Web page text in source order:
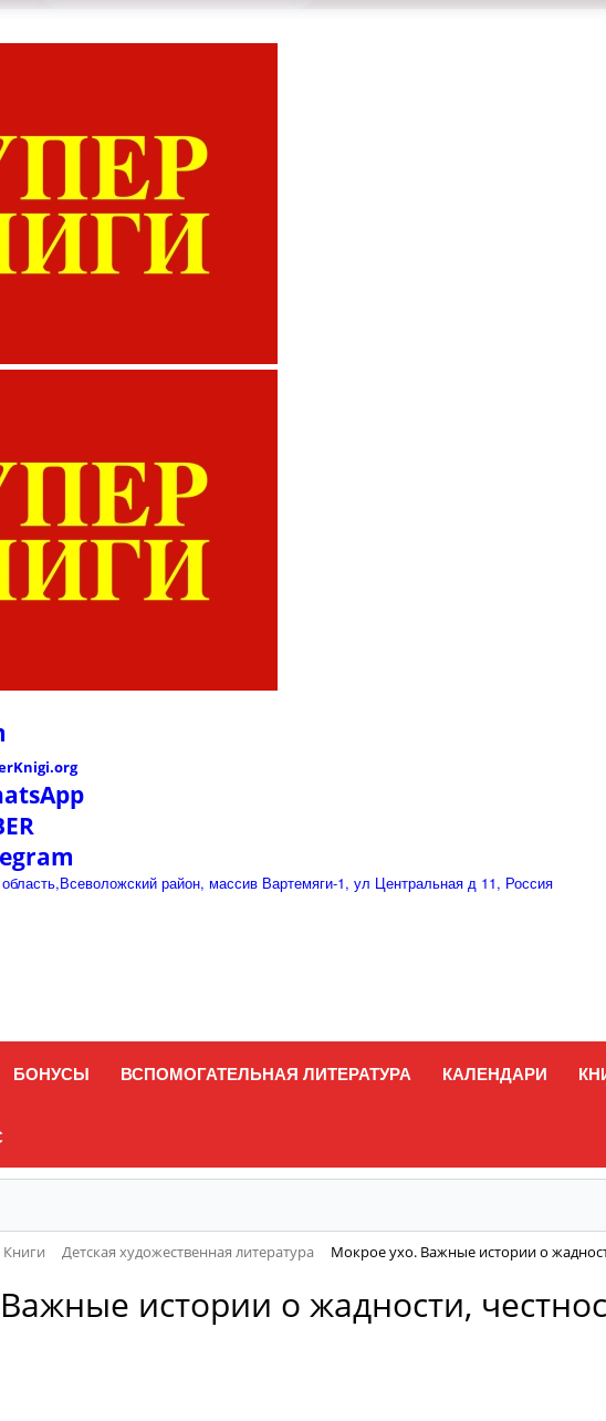
org
район, массив Вартемяги-1, ул Центральная д 11, Россия
БОНУСЫ ВСПОМОГАТЕЛЬНАЯ ЛИТЕРАТУРА КАЛЕНДАРИ
Книги Детская художественная литература Мокрое ухо. Важные истории о
истории о жадности,